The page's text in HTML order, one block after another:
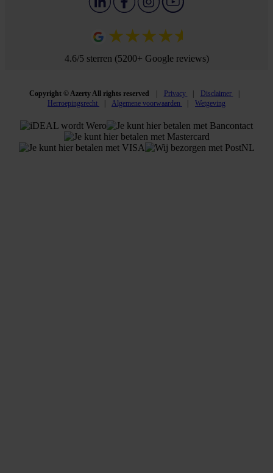
4.6/5 sterren (5200+ Google reviews)
Copyright © Azerty All rights reserved Privacy
Disclaimer
Herroepingsrecht
Algemene voorwaarden Wetgeving